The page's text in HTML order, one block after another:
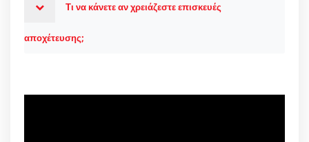
Τι να κάνετε αν χρειάζεστε επισκευές
αποχέτευσης;